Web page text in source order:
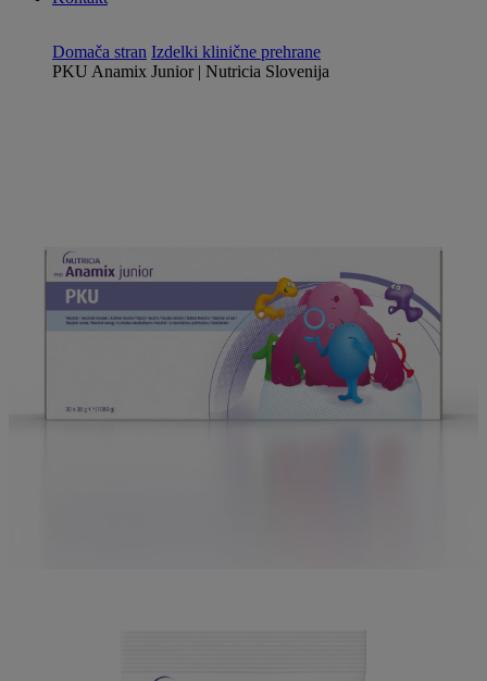
Domača stran Izdelki klinične prehrane
PKU Anamix Junior | Nutricia Slovenija